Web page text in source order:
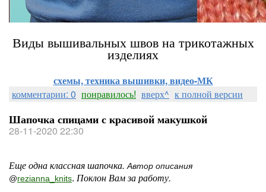
Виды вышивальных швов на трикотажных
изделиях
схемы, техника вышивки, видео-МК
комментарии: 0 понравилось! вверх^ к полной версии
Шапочка спицами с красивой макушкой
28-11-2020 22:30
Еще одна классная шапочка. Автор описания
@rezianna_knits. Поклон Вам за работу.